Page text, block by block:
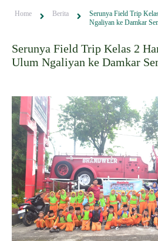
Home Berita
Serunya Field Trip
Ngaliyan ke Damkar
Serunya Field Trip Kelas 2
Ulum Ngaliyan ke Damkar